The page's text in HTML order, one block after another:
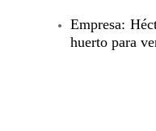
Empresa:
huerto para